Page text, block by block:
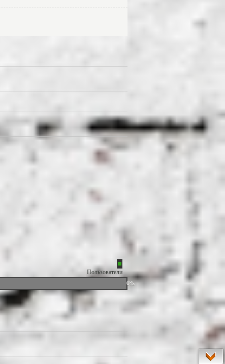
Пользователи
0%